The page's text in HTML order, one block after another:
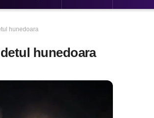
hunedoara
hunedoara